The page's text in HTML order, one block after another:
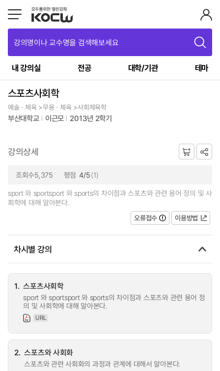
강의명이나 교수명을 검색해보세요
내 강의실 전공 대학/기관 테마
스포츠사회학
예술ㆍ체육 >무용ㆍ체육 >사회체육학
부산대학교 이근모 2013년 2학기
강의상세
조회수5,375 평점 4/5(1)
sport 와 sportsport 와 sports의 차이점과 스포츠와 관련 용어 정의 및 사
회학에 대해 알아본다.
오류접수
이용방법
차시별 강의
1. 스포츠사회학
sport 와 sportsport 와 sports의 차이점과 스포츠와 관련 용어 정
의 및 사회학에 대해 알아본다.
URL
2. 스포츠와 사회화
스포츠와 관련 사회화의 과정과 관계에 대해서 알아본다.